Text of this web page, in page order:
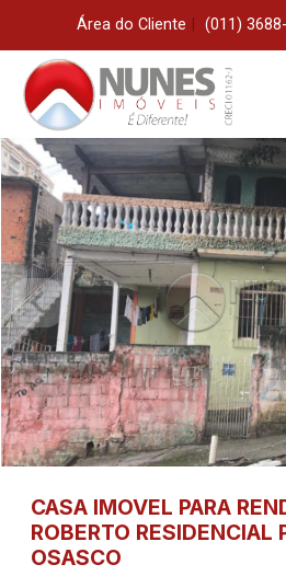
Área do Cliente (011)
CASA IMOVEL PARA
ROBERTO RESIDENCIAL
OSASCO